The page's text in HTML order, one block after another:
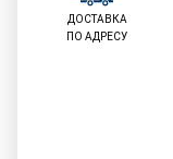
ДОСТАВКА
ПО АДРЕСУ